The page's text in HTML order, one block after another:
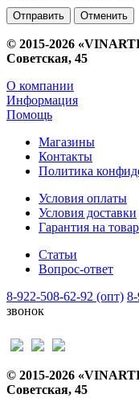
Отменить
© 2015-2026
Советская, 45
О компании
Информация
Помощь
Магазины
Контакты
Политика
Условия оплаты
Условия доставки
Гарантия на товар
Статьи
Вопрос-ответ
8-922-508-62-92 (опт)
звонок
© 2015-2026
Советская, 45